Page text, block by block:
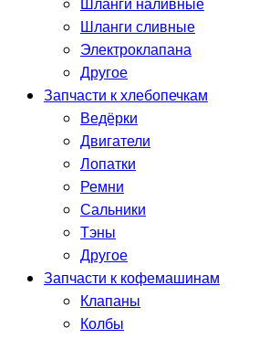
Шланги наливные
Шланги сливные
Электроклапана
Другое
Запчасти к хлебопечкам
Ведёрки
Двигатели
Лопатки
Ремни
Сальники
Тэны
Другое
Запчасти к кофемашинам
Клапаны
Колбы